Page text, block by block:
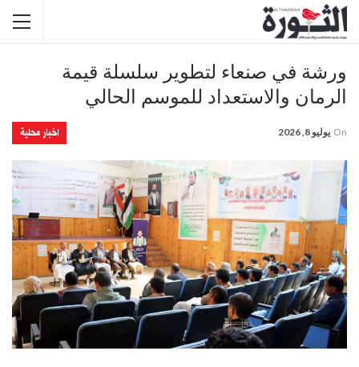
ورشة في صنعاء لتطوير سلسلة قيمة
الرمان والاستعداد للموسم الحالي
اخبار محلية On يوليو 8, 2026